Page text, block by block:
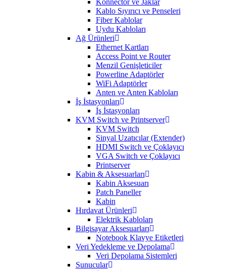
Konnectör ve Jaklar
Kablo Sıyırıcı ve Penseleri
Fiber Kablolar
Uydu Kabloları
Ağ Ürünleri
Ethernet Kartları
Access Point ve Router
Menzil Genişleticiler
Powerline Adaptörler
WiFi Adaptörler
Anten ve Anten Kabloları
İş İstasyonları
İş İstasyonları
KVM Switch ve Printserver
KVM Switch
Sinyal Uzatıcılar (Extender)
HDMI Switch ve Çoklayıcı
VGA Switch ve Çoklayıcı
Printserver
Kabin & Aksesuarları
Kabin Aksesuarı
Patch Paneller
Kabin
Hırdavat Ürünleri
Elektrik Kabloları
Bilgisayar Aksesuarları
Notebook Klavye Etiketleri
Veri Yedekleme ve Depolama
Veri Depolama Sistemleri
Sunucular